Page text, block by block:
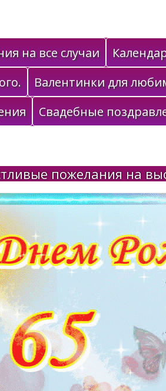
на все случаи
Валентинки для
Свадебные
пожелания на